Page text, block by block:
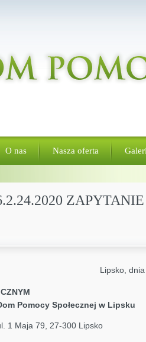
O nas Nasza oferta
Lipsko, dnia
Pomocy Społecznej w Lipsku
1 Maja 79, 27-300 Lipsko